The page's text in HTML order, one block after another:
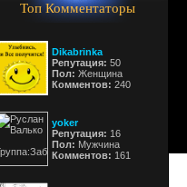
Топ Комментаторы
Dikabrinka
Репутация: 50
Пол: Женщина
Комментов: 240
yoker
Репутация: 16
Пол: Мужчина
Комментов: 161